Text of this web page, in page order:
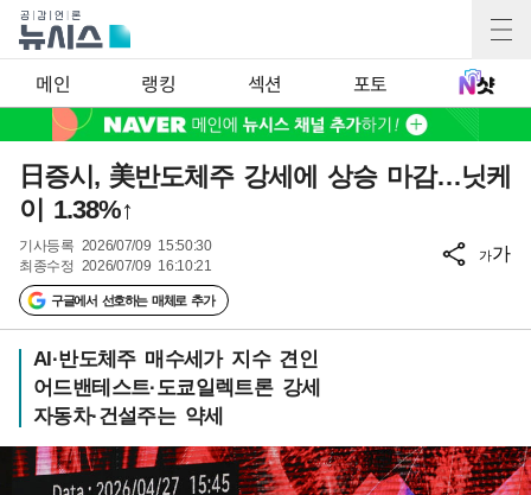
메인 랭킹 섹션 포토
日증시, 美반도체주 강세에 상승 마감…닛케
이 1.38%↑
기사등록 2026/07/09 15:50:30
최종수정 2026/07/09 16:10:21
구글에서 선호하는 매체로 추가
가가
AI·반도체주 매수세가 지수 견인
어드밴테스트·도쿄일렉트론 강세
자동차·건설주는 약세